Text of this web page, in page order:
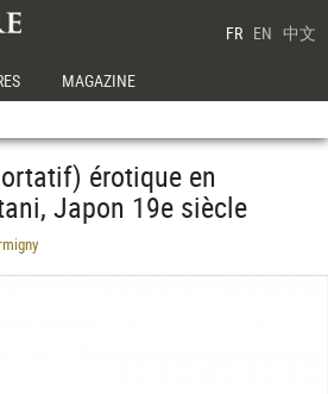
FR EN 中文
MAGAZINE
érotique en
Japon 19e siècle